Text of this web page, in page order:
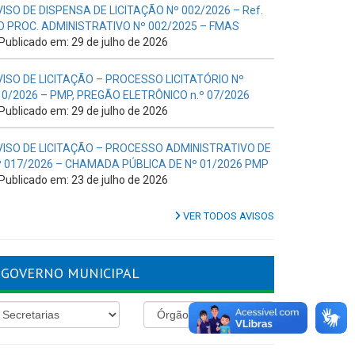
DE DISPENSA DE LICITAÇÃO Nº 002/2026 – Ref.
PROC. ADMINISTRATIVO Nº 002/2025 – FMAS
Publicado em: 29 de julho de 2026
DE LICITAÇÃO – PROCESSO LICITATÓRIO Nº
2026 – PMP, PREGÃO ELETRÔNICO n.º 07/2026
Publicado em: 29 de julho de 2026
DE LICITAÇÃO – PROCESSO ADMINISTRATIVO DE
017/2026 – CHAMADA PÚBLICA DE Nº 01/2026 PMP
Publicado em: 23 de julho de 2026
VER TODOS AVISOS
GOVERNO MUNICIPAL